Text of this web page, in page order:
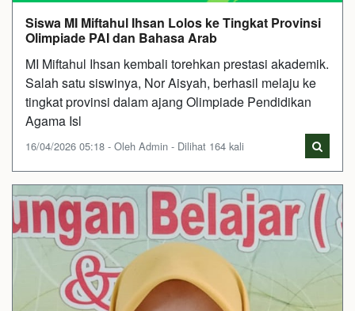
Siswa MI Miftahul Ihsan Lolos ke Tingkat Provinsi
Olimpiade PAI dan Bahasa Arab
MI Miftahul Ihsan kembali torehkan prestasi akademik.
Salah satu siswinya, Nor Aisyah, berhasil melaju ke
tingkat provinsi dalam ajang Olimpiade Pendidikan
Agama Isl
16/04/2026 05:18 - Oleh Admin - Dilihat 164 kali